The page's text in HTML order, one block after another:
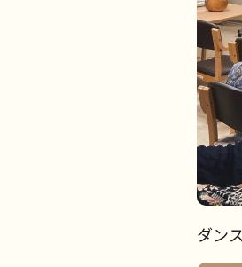
ダン